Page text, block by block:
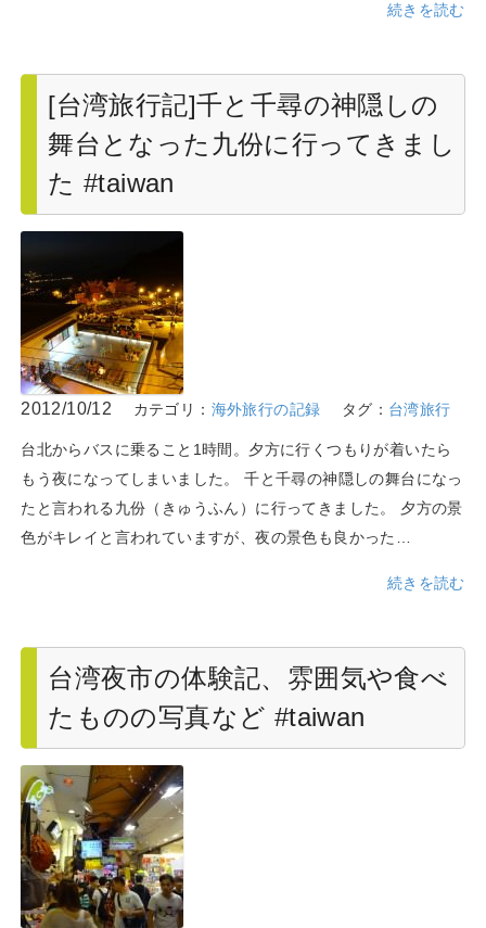
続きを読む
[台湾旅行記]千と千尋の神隠しの
舞台となった九份に行ってきまし
た #taiwan
2012/10/12 カテゴリ： 海外旅行の記録 タグ： 台湾旅行
台北からバスに乗ること1時間。夕方に行くつもりが着いたら
もう夜になってしまいました。 千と千尋の神隠しの舞台になっ
たと言われる九份（きゅうふん）に行ってきました。 夕方の景
色がキレイと言われていますが、夜の景色も良かった…
続きを読む
台湾夜市の体験記、雰囲気や食べ
たものの写真など #taiwan